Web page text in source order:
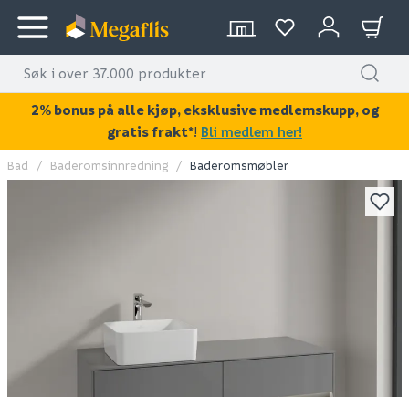
KAN DISSE VÆRE AV INTERESSE?
Bad Baderomsinnredning Baderomsmøbler
2% bonus på alle kjøp, eksklusive medlemskupp, og
gratis frakt*! Bli medlem her!